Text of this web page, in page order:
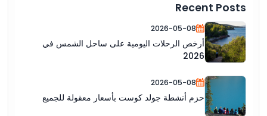
Recent Posts
2026-05-08
أرخص الرحلات اليومية على ساحل الشمس في
2026
2026-05-08
حزم أنشطة جولد كوست بأسعار معقولة للجميع